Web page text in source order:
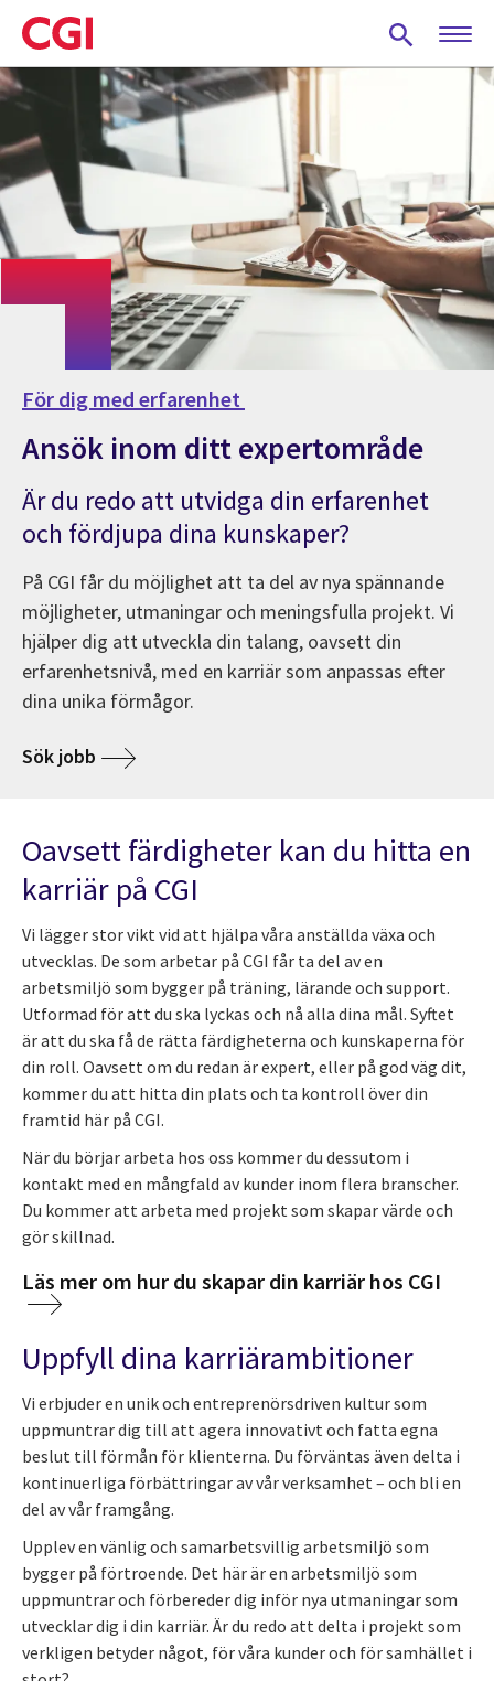
Skip
to
main
content
För dig med erfarenhet
Ansök inom ditt expertområde
Är du redo att utvidga din erfarenhet
och fördjupa dina kunskaper?
På CGI får du möjlighet att ta del av nya spännande
möjligheter, utmaningar och meningsfulla projekt. Vi
hjälper dig att utveckla din talang, oavsett din
erfarenhetsnivå, med en karriär som anpassas efter
dina unika förmågor.
Sök jobb
Oavsett färdigheter kan du hitta en
karriär på CGI
Vi lägger stor vikt vid att hjälpa våra anställda växa och
utvecklas. De som arbetar på CGI får ta del av en
arbetsmiljö som bygger på träning, lärande och support.
Utformad för att du ska lyckas och nå alla dina mål. Syftet
är att du ska få de rätta färdigheterna och kunskaperna för
din roll. Oavsett om du redan är expert, eller på god väg dit,
kommer du att hitta din plats och ta kontroll över din
framtid här på CGI.
När du börjar arbeta hos oss kommer du dessutom i
kontakt med en mångfald av kunder inom flera branscher.
Du kommer att arbeta med projekt som skapar värde och
gör skillnad.
Läs mer om hur du skapar din karriär hos CGI
Uppfyll dina karriärambitioner
Vi erbjuder en unik och entreprenörsdriven kultur som
uppmuntrar dig till att agera innovativt och fatta egna
beslut till förmån för klienterna. Du förväntas även delta i
kontinuerliga förbättringar av vår verksamhet – och bli en
del av vår framgång.
Upplev en vänlig och samarbetsvillig arbetsmiljö som
bygger på förtroende. Det här är en arbetsmiljö som
uppmuntrar och förbereder dig inför nya utmaningar som
utvecklar dig i din karriär. Är du redo att delta i projekt som
verkligen betyder något, för våra kunder och för samhället i